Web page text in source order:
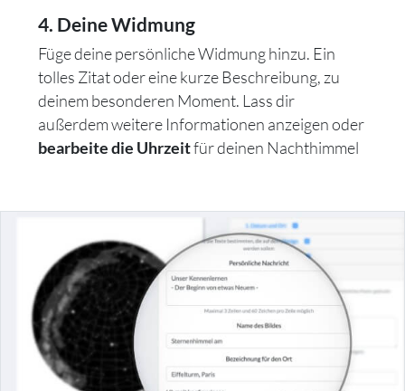
4. Deine Widmung
Füge deine persönliche Widmung hinzu. Ein
tolles Zitat oder eine kurze Beschreibung, zu
deinem besonderen Moment. Lass dir
außerdem weitere Informationen anzeigen oder
bearbeite die Uhrzeitfür deinen Nachthimmel